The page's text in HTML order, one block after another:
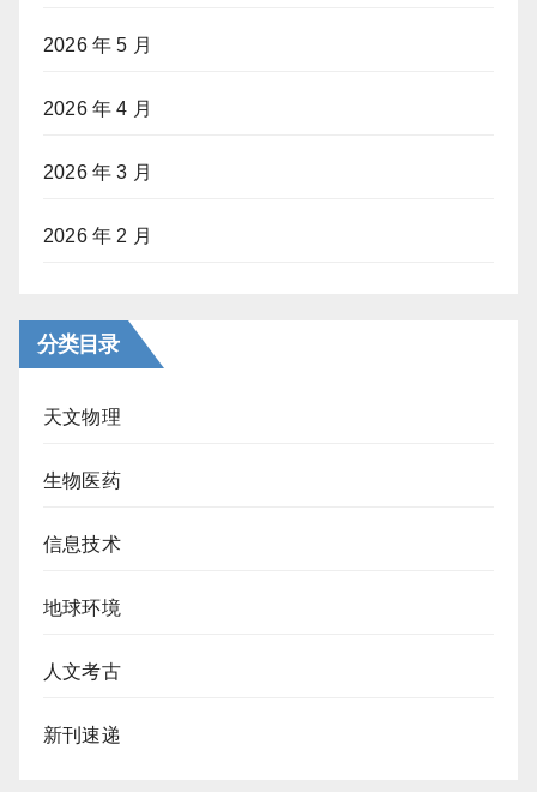
2026 年 5 月
2026 年 4 月
2026 年 3 月
2026 年 2 月
分类目录
天文物理
生物医药
信息技术
地球环境
人文考古
新刊速递